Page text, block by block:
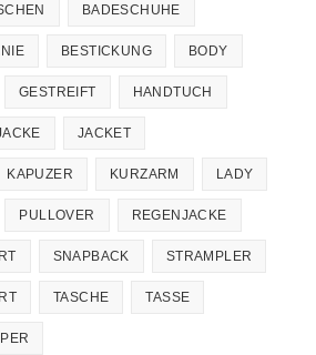
BADESCHUHE
BESTICKUNG BODY
GESTREIFT HANDTUCH
JACKET
KAPUZER KURZARM LADY
PULLOVER REGENJACKE
SNAPBACK STRAMPLER
TASCHE TASSE